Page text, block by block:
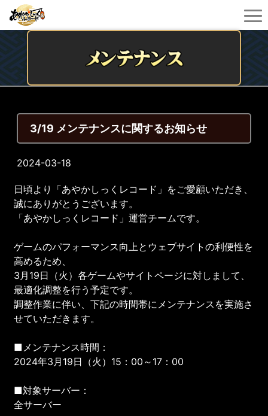
3/19 メンテナンスに関するお知らせ
2024-03-18
日頃より「あやかしっくレコード」をご愛顧いただき、
誠にありがとうございます。
「あやかしっくレコード」運営チームです。
ゲームのパフォーマンス向上とウェブサイトの利便性を
高めるため、
3月19日（火）各ゲームやサイトページに対しまして、
最適化調整を行う予定です。
調整作業に伴い、下記の時間帯にメンテナンスを実施さ
せていただきます。
■メンテナンス時間：
2024年3月19日（火）15：00～17：00
■対象サーバー：
全サーバー